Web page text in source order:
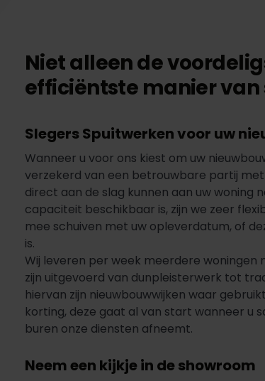
Niet alleen de
efficiëntste manier
Slegers Spuitwerken voor uw
Wanneer u voor ons kiest om uw
verzekerd van een betrouwbare partij
direct aan de slag kunnen aan uw woning
capaciteit beschikbaar is, zijn we zeer
mee schuiven met uw opleverdatum, of
is.
Wij leveren per week meerdere woningen
zijn uitgevoerd van dunpleisterwerk tot
hiervan zijn nieuwbouwwijken waar
korting, deze gaat al van start wanneer u
buren onze diensten afneemt.
Neem een kijkje in de showroom